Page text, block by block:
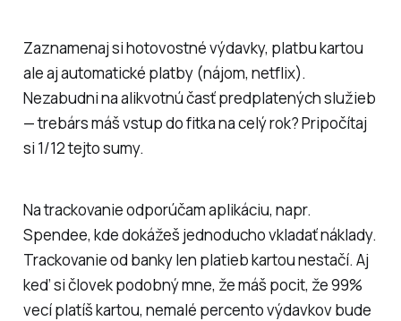
Zaznamenaj si hotovostné výdavky, platbu kartou
ale aj automatické platby (nájom, netflix).
Nezabudni na alikvotnú časť predplatených služieb
— trebárs máš vstup do fitka na celý rok? Pripočítaj
si 1/12 tejto sumy.
Na trackovanie odporúčam aplikáciu, napr.
Spendee, kde dokážeš jednoducho vkladať náklady.
Trackovanie od banky len platieb kartou nestačí. Aj
keď si človek podobný mne, že máš pocit, že 99%
vecí platíš kartou, nemalé percento výdavkov bude